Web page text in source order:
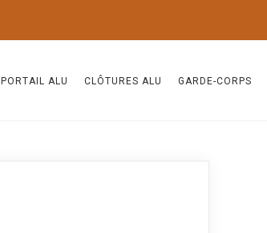
PORTAIL ALU CLÔTURES ALU GARDE-CORPS